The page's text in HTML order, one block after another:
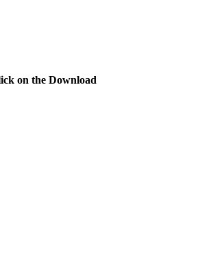
on the Download